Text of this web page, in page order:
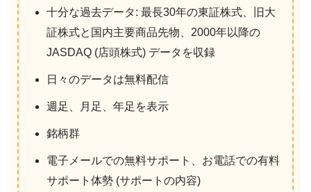
十分な過去データ: 最長30年の東証株式、旧大
証株式と国内主要商品先物、2000年以降の
JASDAQ (店頭株式) データを収録
日々のデータは無料配信
週足、月足、年足を表示
銘柄群
電子メールでの無料サポート、お電話での有料
サポート体勢 (サポートの内容)